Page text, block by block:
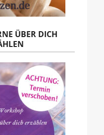
ÜBER DICH